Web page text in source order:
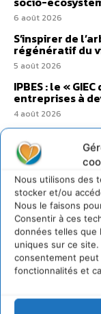
Nous utilisons des
stocker et/ou
Nous le faisons
Consentir à ces
données telles que
uniques sur ce
consentement
fonctionnalités et
6 août 2026
S’inspirer de
régénératif du
5 août 2026
IPBES : le «
entreprises à
4 août 2026
Comment le sol
hydrique et
2 août 2026
273